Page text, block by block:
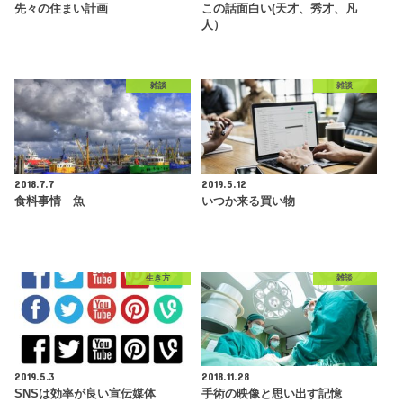
先々の住まい計画
この話面白い(天才、秀才、凡
人）
雑談
2018.7.7
食料事情 魚
雑談
2019.5.12
いつか来る買い物
生き方
2019.5.3
SNSは効率が良い宣伝媒体
雑談
2018.11.28
手術の映像と思い出す記憶